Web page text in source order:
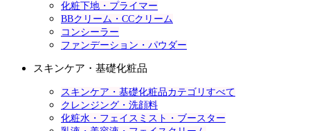
化粧下地・プライマー
BBクリーム・CCクリーム
コンシーラー
ファンデーション・パウダー
スキンケア・基礎化粧品
スキンケア・基礎化粧品カテゴリすべて
クレンジング・洗顔料
化粧水・フェイスミスト・ブースター